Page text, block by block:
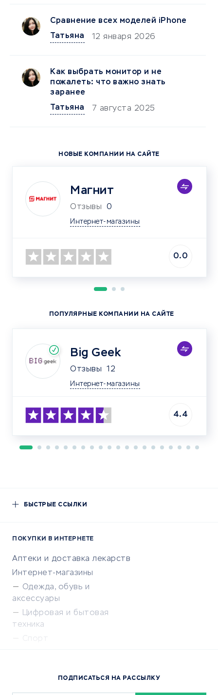
Сравнение всех моделей iPhone
Татьяна
12 января 2026
Как выбрать монитор и не
пожалеть: что важно знать
заранее
Татьяна
7 августа 2025
НОВЫЕ КОМПАНИИ НА САЙТЕ
Магнит
Отзывы 0
Интернет-магазины
0.0
ПОПУЛЯРНЫЕ КОМПАНИИ НА САЙТЕ
Big Geek
Отзывы 12
Интернет-магазины
4.4
БЫСТРЫЕ ССЫЛКИ
ПОКУПКИ В ИНТЕРНЕТЕ
Аптеки и доставка лекарств
Интернет-магазины
Одежда, обувь и
аксессуары
Цифровая и бытовая
техника
Спорт
Сервисы доставкиПОДПИСАТЬСЯ НА РАССЫЛКУ